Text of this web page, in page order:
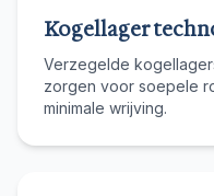
Kogellager
Verzegelde
zorgen voor soepele
minimale wrijving.